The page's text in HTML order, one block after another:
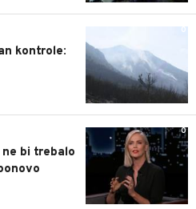
0
kontrole:
0
bi trebalo